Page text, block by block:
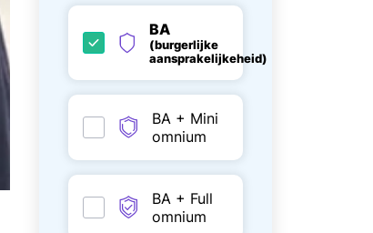
BA
(burgerlijke
aansprakelijkeheid)
BA + Mini
omnium
BA + Full
omnium